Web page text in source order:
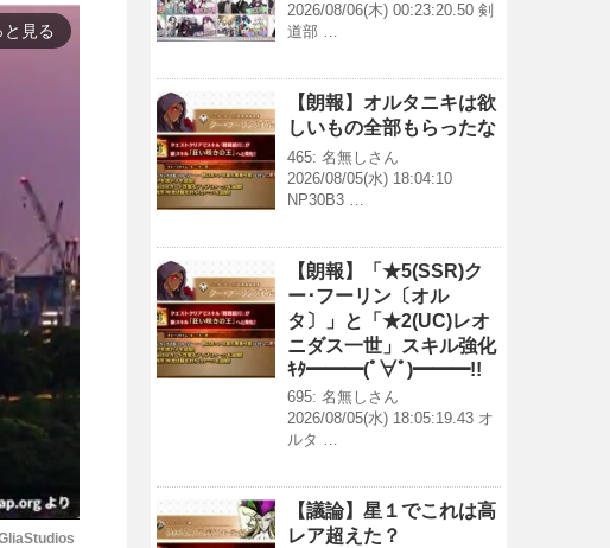
と見る
2026/08/06(木) 00:23:20.50 剣
道部 …
【朗報】オルタニキは欲
しいもの全部もらったな
465: 名無しさん
2026/08/05(水) 18:04:10
NP30B3 …
【朗報】「★5(SSR)ク
ー･フーリン〔オル
タ〕」と「★2(UC)レオ
ニダス一世」スキル強化
ｷﾀ━━━(ﾟ∀ﾟ)━━━!!
695: 名無しさん
2026/08/05(水) 18:05:19.43 オ
ルタ …
【議論】星１でこれは高
レア超えた？